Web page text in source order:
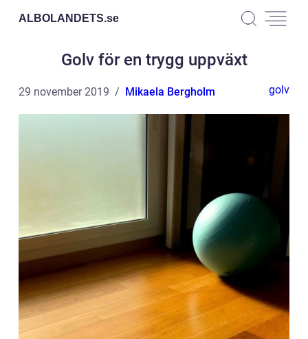
ALBOLANDETS.se
Golv för en trygg uppväxt
29 november 2019 Mikaela Bergholm golv